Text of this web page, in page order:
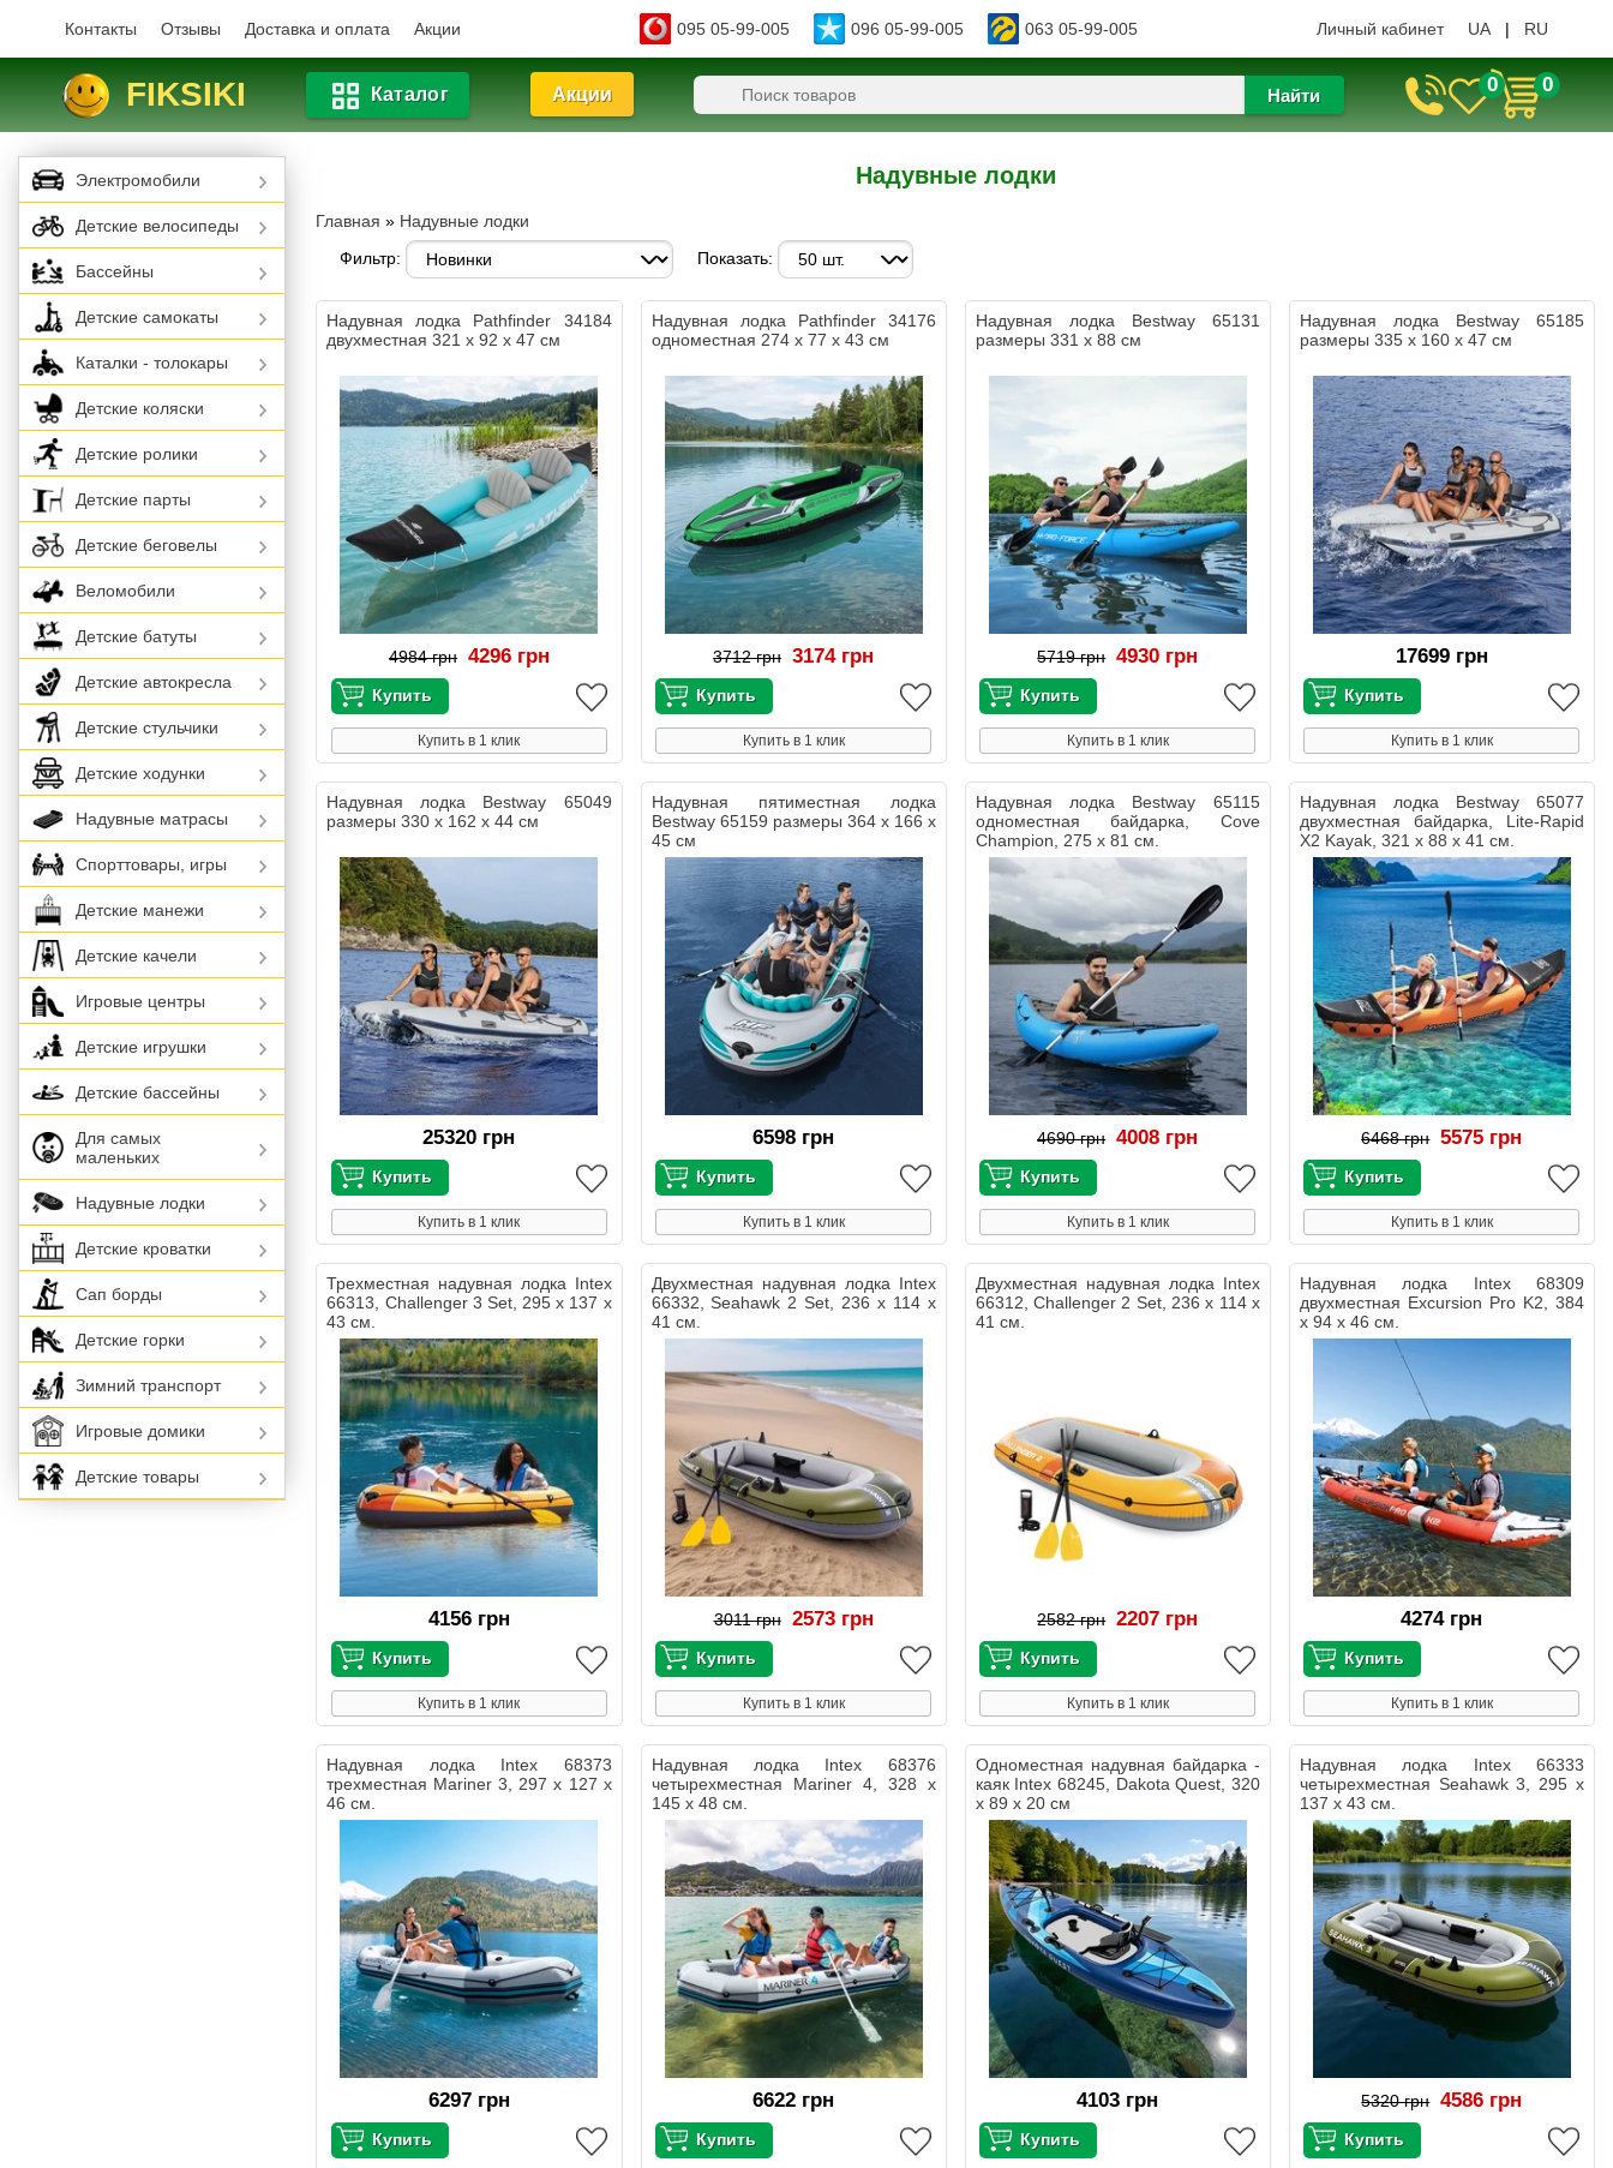
Контакты Отзывы Доставка и оплата Акции 095 05-99-005 096 05-99-005 063 05-99-005 Личный кабинет UA | RU
FIKSIKI Каталог Акции Найти 0 0
Надувные лодки
Главная » Надувные лодки
Фильтр:
Показать:
Надувная лодка Pathfinder 34184
двухместная 321 х 92 х 47 см
4984 грн 4296 грн
Купить в 1 клик
Надувная лодка Pathfinder 34176
одноместная 274 х 77 х 43 см
3712 грн 3174 грн
Купить в 1 клик
Надувная лодка Bestway 65131
размеры 331 х 88 см
5719 грн 4930 грн
Купить в 1 клик
Надувная лодка Bestway 65185
размеры 335 х 160 х 47 см
17699 грн
Купить в 1 клик
Надувная лодка Bestway 65049
размеры 330 х 162 х 44 см
25320 грн
Купить в 1 клик
Надувная пятиместная лодка
Bestway 65159 размеры 364 х 166 х
45 см
6598 грн
Купить в 1 клик
Надувная лодка Bestway 65115
одноместная байдарка, Cove
Champion, 275 х 81 см.
4690 грн 4008 грн
Купить в 1 клик
Надувная лодка Bestway 65077
двухместная байдарка, Lite-Rapid
X2 Kayak, 321 х 88 х 41 см.
6468 грн 5575 грн
Купить в 1 клик
Трехместная надувная лодка Intex
66313, Challenger 3 Set, 295 х 137 х
43 см.
4156 грн
Купить в 1 клик
Двухместная надувная лодка Intex
66332, Seahawk 2 Set, 236 х 114 х
41 см.
3011 грн 2573 грн
Купить в 1 клик
Двухместная надувная лодка Intex
66312, Challenger 2 Set, 236 х 114 х
41 см.
2582 грн 2207 грн
Купить в 1 клик
Надувная лодка Intex 68309
двухместная Excursion Pro K2, 384
х 94 х 46 см.
4274 грн
Купить в 1 клик
Надувная лодка Intex 68373
трехместная Mariner 3, 297 х 127 х
46 см.
6297 грн
Надувная лодка Intex 68376
четырехместная Mariner 4, 328 х
145 х 48 см.
6622 грн
Одноместная надувная байдарка -
каяк Intex 68245, Dakota Quest, 320
х 89 х 20 см
4103 грн
Надувная лодка Intex 66333
четырехместная Seahawk 3, 295 х
137 х 43 см.
5320 грн 4586 грн
Электромобили
Детские велосипеды
Бассейны
Детские самокаты
Каталки - толокары
Детские коляски
Детские ролики
Детские парты
Детские беговелы
Веломобили
Детские батуты
Детские автокресла
Детские стульчики
Детские ходунки
Надувные матрасы
Спорттовары, игры
Детские манежи
Детские качели
Игровые центры
Детские игрушки
Детские бассейны
Для самых
маленьких
Надувные лодки
Детские кроватки
Сап борды
Детские горки
Зимний транспорт
Игровые домики
Детские товары